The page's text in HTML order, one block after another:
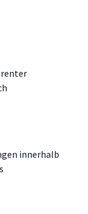
innerhalb